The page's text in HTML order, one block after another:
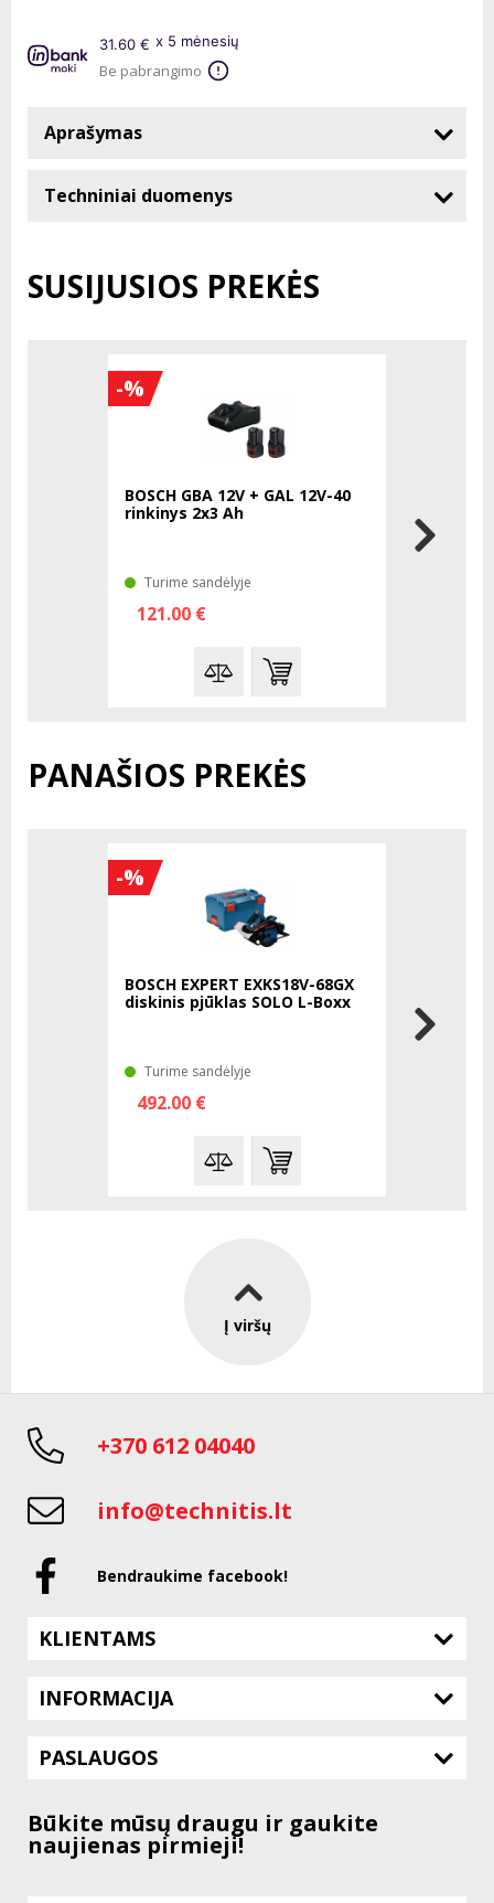
31.60 € x 5 mėnesių
Be pabrangimo
Aprašymas
Techniniai duomenys
SUSIJUSIOS PREKĖS
-%
BOSCH GBA 12V + GAL 12V-40
rinkinys 2x3 Ah
Turime sandėlyje
121.00 €
PANAŠIOS PREKĖS
-%
BOSCH EXPERT EXKS18V-68GX
diskinis pjūklas SOLO L-Boxx
Turime sandėlyje
492.00 €
Į viršų
+370 612 04040
info@technitis.lt
Bendraukime facebook!
KLIENTAMS
INFORMACIJA
PASLAUGOS
Būkite mūsų draugu ir gaukite
naujienas pirmieji!